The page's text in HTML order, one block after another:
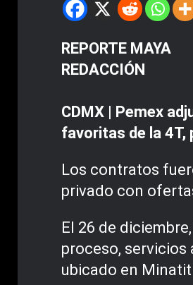
REPORTE MAYA
REDACCIÓN
CDMX | Pemex
favoritas de la 4T,
Los contratos
privado con
El 26 de
proceso, servicios
ubicado en